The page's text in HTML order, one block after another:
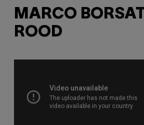
MARCO
ROOD